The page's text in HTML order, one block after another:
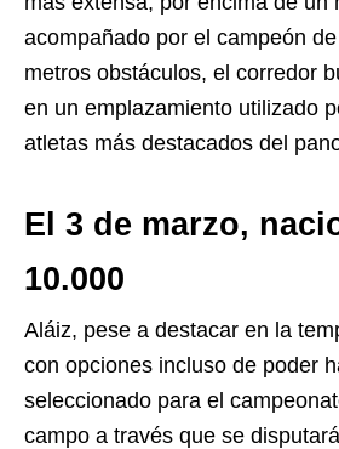
acompañado por el campeón
metros obstáculos, el corredor
en un emplazamiento utilizado
atletas más destacados del
El 3 de marzo,
10.000
Aláiz, pese a destacar en la
con opciones incluso de poder
seleccionado para el
campo a través que se